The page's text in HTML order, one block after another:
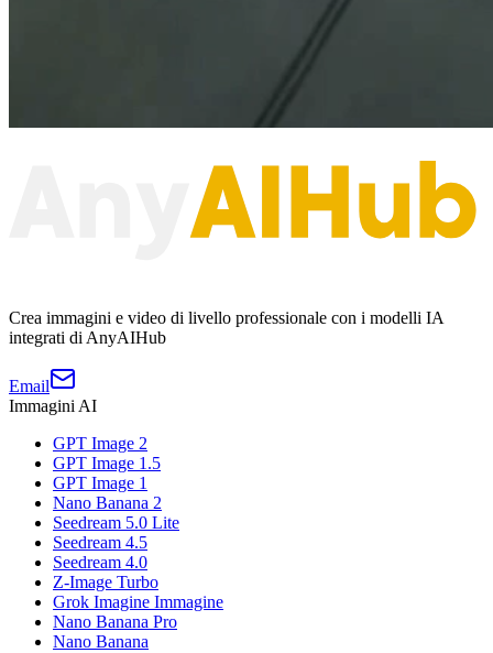
Crea immagini e video di livello professionale con i modelli IA
integrati di AnyAIHub
Email
Immagini AI
GPT Image 2
GPT Image 1.5
GPT Image 1
Nano Banana 2
Seedream 5.0 Lite
Seedream 4.5
Seedream 4.0
Z-Image Turbo
Grok Imagine Immagine
Nano Banana Pro
Nano Banana